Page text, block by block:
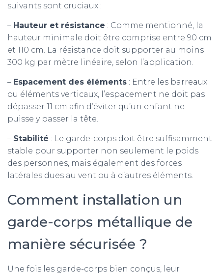
suivants sont cruciaux :
– Hauteur et résistance : Comme mentionné, la
hauteur minimale doit être comprise entre 90 cm
et 110 cm. La résistance doit supporter au moins
300 kg par mètre linéaire, selon l’application.
– Espacement des éléments : Entre les barreaux
ou éléments verticaux, l’espacement ne doit pas
dépasser 11 cm afin d’éviter qu’un enfant ne
puisse y passer la tête.
– Stabilité : Le garde-corps doit être suffisamment
stable pour supporter non seulement le poids
des personnes, mais également des forces
latérales dues au vent ou à d’autres éléments.
Comment installation un
garde-corps métallique de
manière sécurisée ?
Une fois les garde-corps bien conçus, leur